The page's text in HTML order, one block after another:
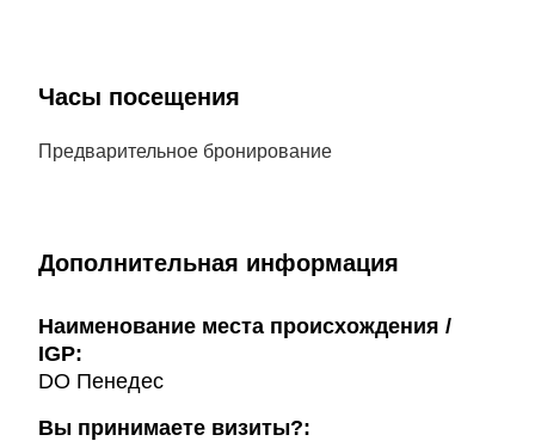
Часы посещения
Предварительное бронирование
Дополнительная информация
Наименование места происхождения /
IGP:
DO Пенедес
Вы принимаете визиты?: